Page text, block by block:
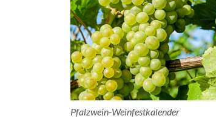
Pfalzwein-Weinfestkalender